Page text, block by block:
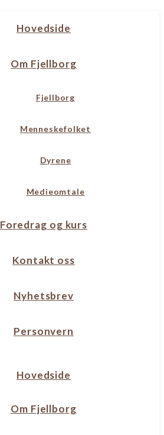
Hovedside
Om Fjellborg
Fjellborg
Menneskefolket
Dyrene
Medieomtale
Foredrag og kurs
Kontakt oss
Nyhetsbrev
Personvern
Hovedside
Om Fjellborg